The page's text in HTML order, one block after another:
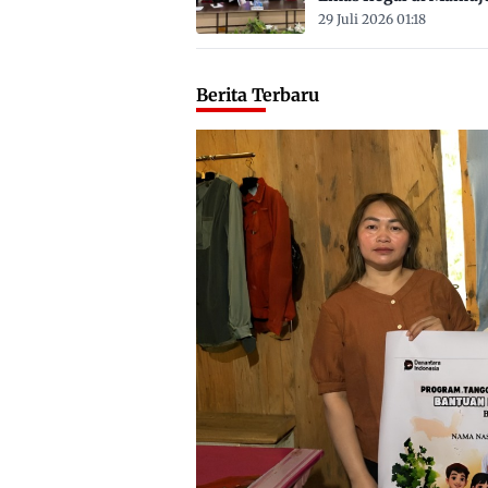
Satu ASN
29 Juli 2026 01:18
Berita Terbaru